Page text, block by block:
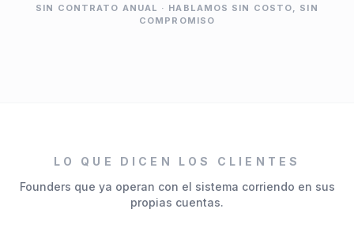
SIN CONTRATO ANUAL · HABLAMOS SIN COSTO, SIN
COMPROMISO
LO QUE DICEN LOS CLIENTES
Founders que ya operan con el sistema corriendo en sus
propias cuentas.